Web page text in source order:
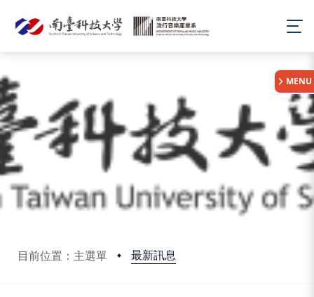
目前位置：主選單 最新訊息
MENU